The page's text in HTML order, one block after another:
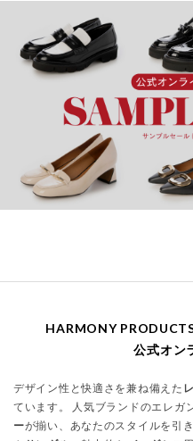
HARMONY
公式オン
デザイン性と快適さを兼ね備えた
ています。 人気ブランドのエレガ
ーが揃い、あなたのスタイルを引